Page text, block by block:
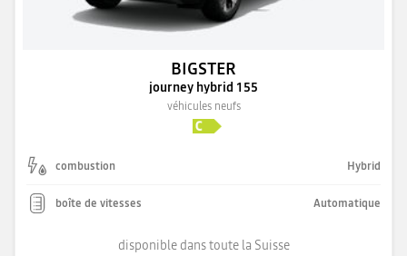
BIGSTER
journey hybrid 155
véhicules neufs
combustion Hybrid
boîte de vitesses Automatique
disponible dans toute la Suisse